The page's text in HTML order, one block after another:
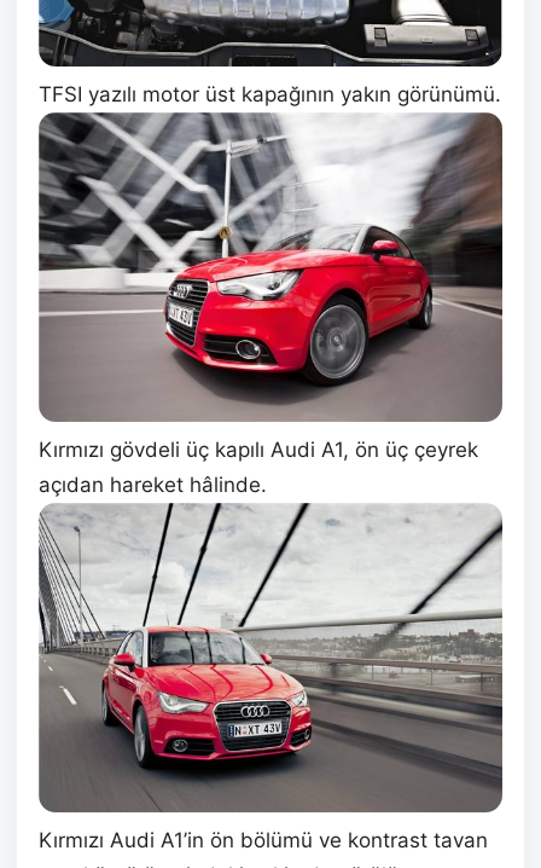
TFSI yazılı motor üst kapağının yakın görünümü.
Kırmızı gövdeli üç kapılı Audi A1, ön üç çeyrek
açıdan hareket hâlinde.
Kırmızı Audi A1’in ön bölümü ve kontrast tavan